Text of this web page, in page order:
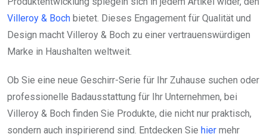
Villeroy & Boch bietet. Dieses Engagement für Qualität und
Design macht Villeroy & Boch zu einer vertrauenswürdigen
Marke in Haushalten weltweit.
Ob Sie eine neue Geschirr-Serie für Ihr Zuhause suchen oder
professionelle Badausstattung für Ihr Unternehmen, bei
Villeroy & Boch finden Sie Produkte, die nicht nur praktisch,
sondern auch inspirierend sind. Entdecken Sie hier mehr